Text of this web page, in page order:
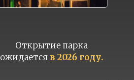
Открытие парка
ожидается в 2026 году.